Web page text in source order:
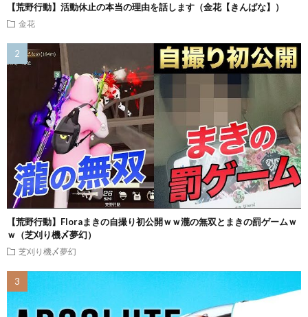
【荒野行動】活動休止の本当の理由を話します（金花【きんばな】）
金花
【荒野行動】Floraまきの自撮り初公開ｗｗ瀧の無双とまきの罰ゲームｗ
ｗ（芝刈り機〆夢幻）
芝刈り機〆夢幻